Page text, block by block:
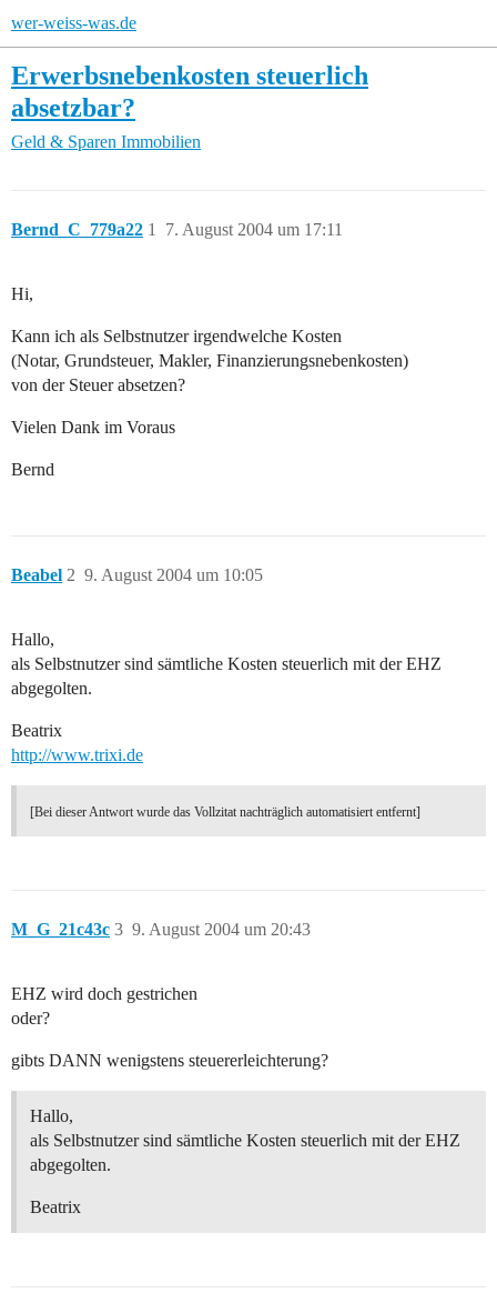
wer-weiss-was.de
Erwerbsnebenkosten steuerlich
absetzbar?
Geld & Sparen Immobilien
Bernd_C_779a22 7. August 2004 um 17:11
1
Hi,
Kann ich als Selbstnutzer irgendwelche Kosten
(Notar, Grundsteuer, Makler, Finanzierungsnebenkosten)
von der Steuer absetzen?
Vielen Dank im Voraus
Bernd
Beabel 9. August 2004 um 10:05
2
Hallo,
als Selbstnutzer sind sämtliche Kosten steuerlich mit der EHZ
abgegolten.
Beatrix
http://www.trixi.de
[Bei dieser Antwort wurde das Vollzitat nachträglich automatisiert entfernt]
M_G_21c43c 9. August 2004 um 20:43
3
EHZ wird doch gestrichen
oder?
gibts DANN wenigstens steuererleichterung?
Hallo,
als Selbstnutzer sind sämtliche Kosten steuerlich mit der EHZ
abgegolten.
Beatrix